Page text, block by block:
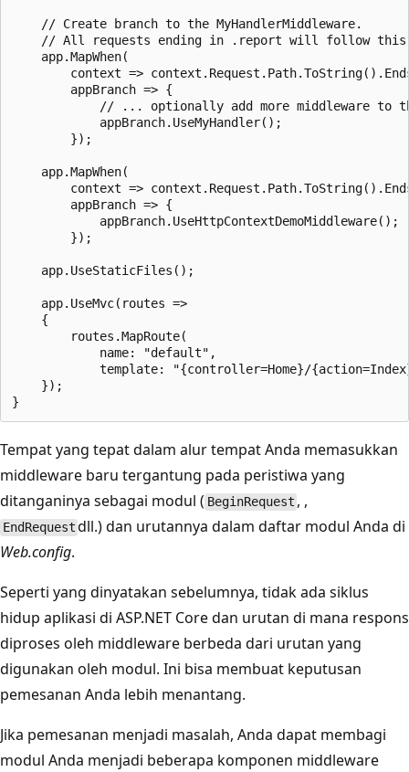
    // Create branch to the MyHandlerMiddleware.
// All requests ending in .report will follow
    app.MapWhen(
context =>
        appBranch => {
// ... optionally add more middleware to
            appBranch.UseMyHandler();
        });
    app.MapWhen(
context =>
        appBranch => {
            appBranch.UseHttpContextDemoMiddleware();
        });
    app.UseStaticFiles();
    app.UseMvc(routes =>
    {
        routes.MapRoute(
            name: "default",
template: "{controller=Home}/
    });
Tempat yang tepat dalam alur tempat Anda memasukkan
middleware baru tergantung pada peristiwa yang
ditanganinya sebagai modul ( BeginRequest , ,
EndRequest dll.) dan urutannya dalam daftar modul Anda di
Web.config.
Seperti yang dinyatakan sebelumnya, tidak ada siklus
hidup aplikasi di ASP.NET Core dan urutan di mana respons
diproses oleh middleware berbeda dari urutan yang
digunakan oleh modul. Ini bisa membuat keputusan
pemesanan Anda lebih menantang.
Jika pemesanan menjadi masalah, Anda dapat membagi
modul Anda menjadi beberapa komponen middleware